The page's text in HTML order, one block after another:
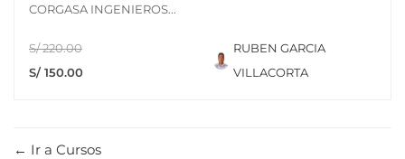
CORGASA INGENIEROS...
S/ 220.00
S/ 150.00
RUBEN GARCIA
VILLACORTA
Ir a Cursos